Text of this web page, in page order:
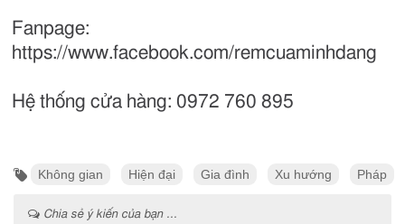
Fanpage:
https://www.facebook.com/remcuaminhdang
Hệ thống cửa hàng: 0972 760 895
Không gian Hiện đại Gia đình Xu hướng Pháp
Chia sẻ ý kiến của bạn ...